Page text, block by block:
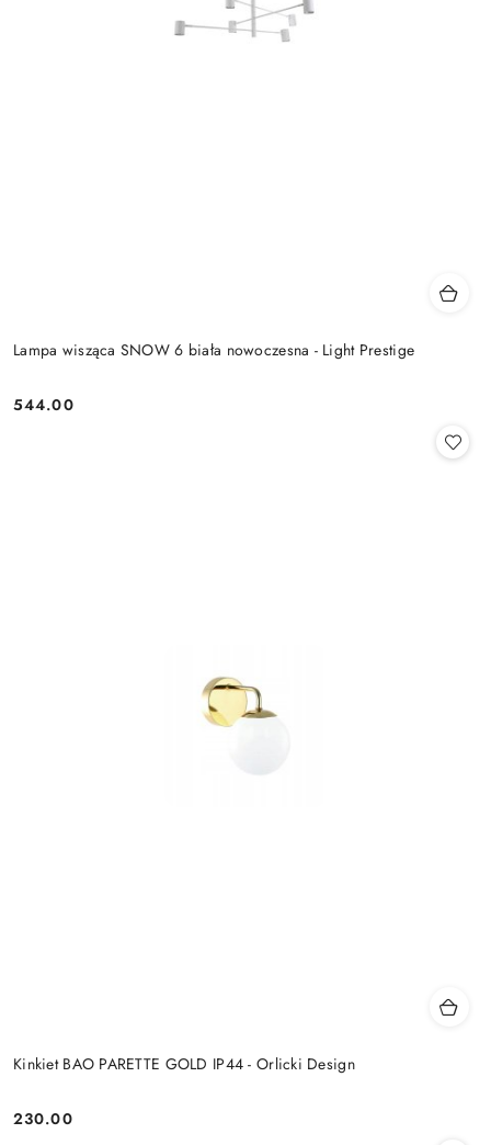
Lampa wisząca SNOW 6 biała nowoczesna - Light Prestige
Cena:
544.00
Kinkiet BAO PARETTE GOLD IP44 - Orlicki Design
Cena:
230.00